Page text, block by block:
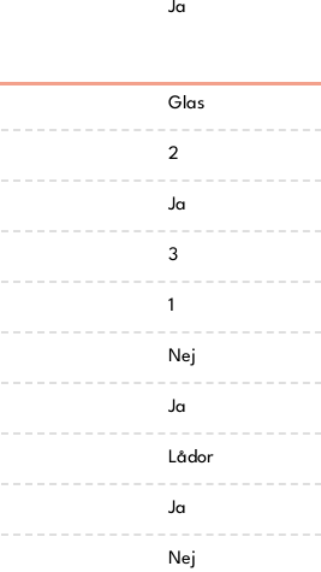
Ja
Glas
2
Ja
3
1
Nej
Ja
Lådor
Ja
Nej